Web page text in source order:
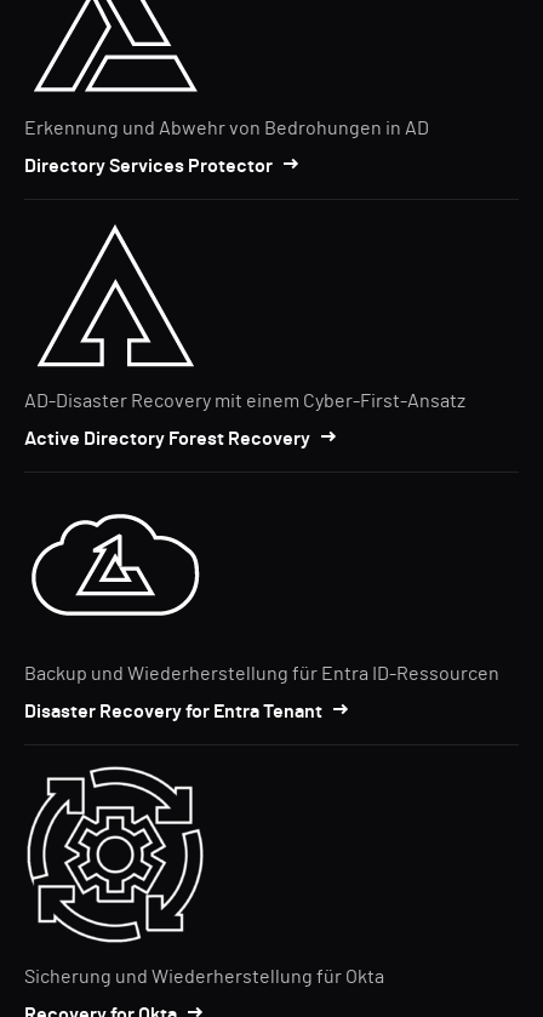
Erkennung und Abwehr von Bedrohungen in AD
Directory Services Protector
AD-Disaster Recovery mit einem Cyber-First-Ansatz
Active Directory Forest Recovery
Backup und Wiederherstellung für Entra ID-Ressourcen
Disaster Recovery for Entra Tenant
Sicherung und Wiederherstellung für Okta